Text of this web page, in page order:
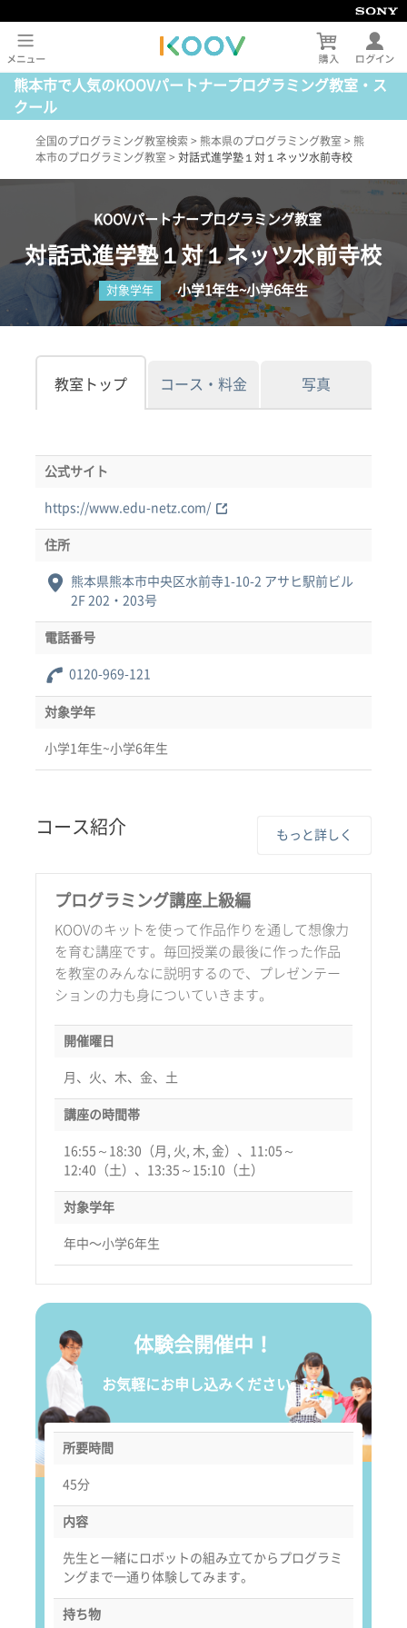
熊本市で人気のKOOVパートナープログラミング教室・ス
クール
全国のプログラミング教室検索 > 熊本県のプログラミング教室 > 熊
本市のプログラミング教室 > 対話式進学塾１対１ネッツ水前寺校
KOOVパートナープログラミング教室
対話式進学塾１対１ネッツ水前寺校
対象学年 小学1年生~小学6年生
教室トップ コース・料金 写真
公式サイト
https://www.edu-netz.com/
住所
熊本県熊本市中央区水前寺1-10-2 アサヒ駅前ビル
2F 202・203号
電話番号
0120-969-121
対象学年
小学1年生~小学6年生
コース紹介 もっと詳しく
プログラミング講座上級編
KOOVのキットを使って作品作りを通して想像力
を育む講座です。毎回授業の最後に作った作品
を教室のみんなに説明するので、プレゼンテー
ションの力も身についていきます。
開催曜日
月、火、木、金、土
講座の時間帯
16:55～18:30（月, 火, 木, 金）、11:05～
12:40（土）、13:35～15:10（土）
対象学年
年中〜小学6年生
体験会開催中！
お気軽にお申し込みください。
所要時間
45分
内容
先生と一緒にロボットの組み立てからプログラミ
ングまで一通り体験してみます。
持ち物